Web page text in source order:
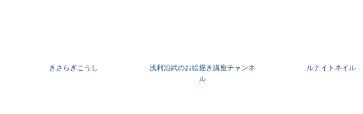
きさらぎこうし
浅利治武のお絵描き講座チャンネ
ル
ルナイトネイル